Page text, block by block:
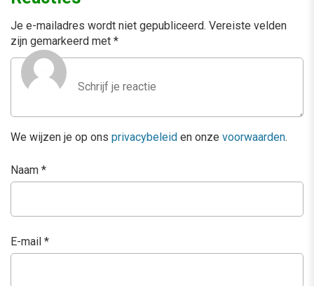
Je e-mailadres wordt niet gepubliceerd. Vereiste velden
zijn gemarkeerd met *
We wijzen je op ons privacybeleid en onze voorwaarden.
Naam *
E-mail *